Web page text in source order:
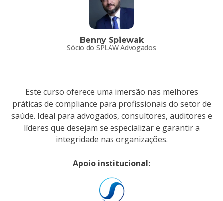
Benny Spiewak
Sócio do SPLAW Advogados
Este curso oferece uma imersão nas melhores
práticas de compliance para profissionais do setor de
saúde. Ideal para advogados, consultores, auditores e
líderes que desejam se especializar e garantir a
integridade nas organizações.
Apoio institucional: